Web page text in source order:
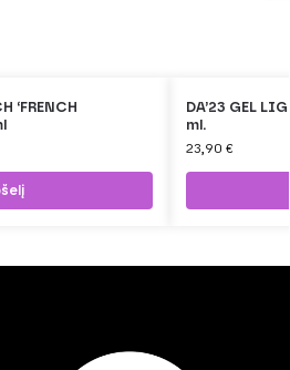
‘FRENCH
DA’23 GEL
ml.
23,90 €